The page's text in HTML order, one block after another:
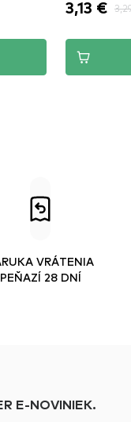
3,13 €
VRÁTENIA
PEŇAZÍ 28 DNÍ
E-NOVINIEK.